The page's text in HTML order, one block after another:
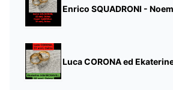
Enrico SQUADRONI -
Luca CORONA ed